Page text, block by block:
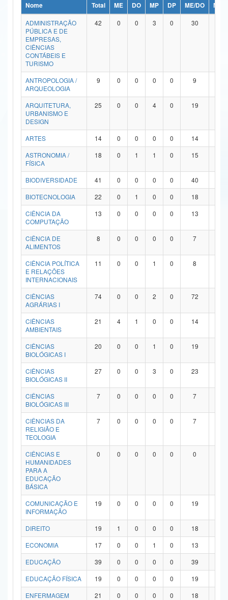
Ministério da Ciência, Tecnologia, Inovações e Comunicações
Ministério do Meio Ambiente
Ministério do Turismo
Ministério do Desenvolvimento Regional
Controladoria-Geral da União
Ministério da Mulher, da Família e dos Direitos Humanos
Secretaria de Governo
Advocacia-Geral da União
Banco Central do Brasil
Nome Total ME DO MP DP ME/DO
MP/
ADMINISTRAÇÃO
PÚBLICA E DE
EMPRESAS,
CIÊNCIAS
CONTÁBEIS E
TURISMO
42 0 0 3 0 30
ANTROPOLOGIA /
ARQUEOLOGIA
9 0 0 0 0 9
ARQUITETURA,
URBANISMO E
DESIGN
25 0 0 4 0 19
ARTES 14 0 0 0 0 14
ASTRONOMIA /
FÍSICA
18 0 1 1 0 15
BIODIVERSIDADE 41 0 0 0 0 40
BIOTECNOLOGIA
22 0 1 0 0 18
CIÊNCIA DA
COMPUTAÇÃO
13 0 0 0 0 13
CIÊNCIA DE
ALIMENTOS
8 0 0 0 0 7
CIÊNCIA POLÍTICA
E RELAÇÕES
INTERNACIONAIS
11 0 0 1 0 8
CIÊNCIAS
AGRÁRIAS I
74 0 0 2 0 72
CIÊNCIAS
AMBIENTAIS
21 4 1 0 0 14
CIÊNCIAS
BIOLÓGICAS I
20 0 0 1 0 19
CIÊNCIAS
BIOLÓGICAS II
27 0 0 3 0 23
CIÊNCIAS
BIOLÓGICAS III
7 0 0 0 0 7
CIÊNCIAS DA
RELIGIÃO E
TEOLOGIA
7 0 0 0 0 7
CIÊNCIAS E
HUMANIDADES
PARA A
EDUCAÇÃO
BÁSICA
0 0 0 0 0 0
COMUNICAÇÃO E
INFORMAÇÃO
19 0 0 0 0 19
DIREITO 19 1 0 0 0 18
ECONOMIA
17 0 0 1 0 13
EDUCAÇÃO
39 0 0 0 0 39
EDUCAÇÃO FÍSICA
19 0 0 0 0 19
ENFERMAGEM
21 0 0 0 0 18